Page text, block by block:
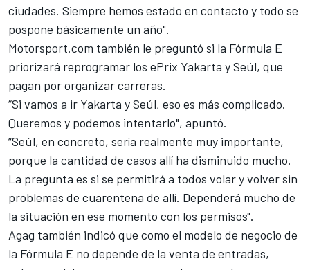
ciudades. Siempre hemos estado en contacto y todo se
pospone básicamente un año".
Motorsport.com también le preguntó si la Fórmula E
priorizará reprogramar los ePrix Yakarta y Seúl, que
pagan por organizar carreras.
“Si vamos a ir Yakarta y Seúl, eso es más complicado.
Queremos y podemos intentarlo", apuntó.
“Seúl, en concreto, sería realmente muy importante,
porque la cantidad de casos allí ha disminuido mucho.
La pregunta es si se permitirá a todos volar y volver sin
problemas de cuarentena de allí. Dependerá mucho de
la situación en ese momento con los permisos".
Agag también indicó que como el modelo de negocio de
la Fórmula E no depende de la venta de entradas,